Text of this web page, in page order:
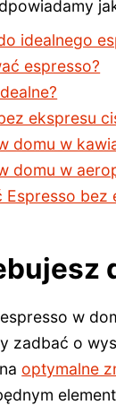
idealnego
espresso?
ekspresu
domu w
domu w
bez
w
zadbać o
optymalne